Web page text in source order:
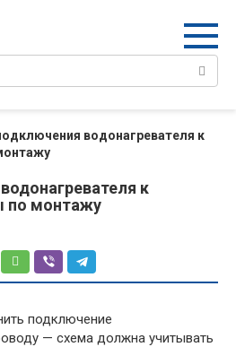
водонагревателя к
к
по монтажу
подключение
— схема должна учитывать